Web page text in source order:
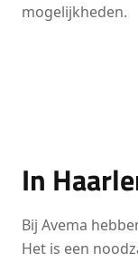
mogelijkheden.
In
Bij Avema
Het is een